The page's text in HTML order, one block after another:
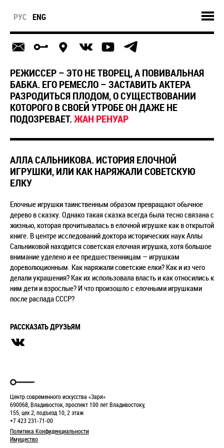
РУС ENG
РЕЖИССЕР – ЭТО НЕ ТВОРЕЦ, А ПОВИВАЛЬНАЯ
БАБКА. ЕГО РЕМЕСЛО – ЗАСТАВИТЬ АКТЕРА
РАЗРОДИТЬСЯ ПЛОДОМ, О СУЩЕСТВОВАНИИ
КОТОРОГО В СВОЕЙ УТРОБЕ ОН ДАЖЕ НЕ
ПОДОЗРЕВАЕТ.ЖАН РЕНУАР
АЛЛА САЛЬНИКОВА. ИСТОРИЯ ЕЛОЧНОЙ
ИГРУШКИ, ИЛИ КАК НАРЯЖАЛИ СОВЕТСКУЮ
ЕЛКУ
Елочные игрушки таинственным образом превращают обычное
дерево в сказку. Однако такая сказка всегда была тесно связана с
жизнью, которая прочитывалась в елочной игрушке как в открытой
книге. В центре исследований доктора исторических наук Аллы
Сальниковой находится советская елочная игрушка, хотя большое
внимание уделено и ее предшественницам — игрушкам
дореволюционным. Как наряжали советские елки? Как и из чего
делали украшения? Как их использовала власть и как относились к
ним дети и взрослые? И что произошло с елочными игрушками
после распада СССР?
РАССКАЗАТЬ ДРУЗЬЯМ
Центр современного искусства «Заря»
690068, Владивосток, проспект 100 лет Владивостоку,
155, цех 2, подъезд 10, 2 этаж
+7 423 231-71-00
Политика Конфиденциальности
Имущество